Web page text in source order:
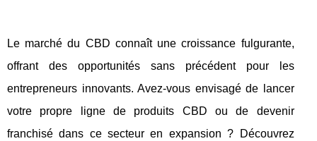
Le marché du CBD connaît une croissance fulgurante,
offrant des opportunités sans précédent pour les
entrepreneurs innovants. Avez-vous envisagé de lancer
votre propre ligne de produits CBD ou de devenir
franchisé dans ce secteur en expansion ? Découvrez